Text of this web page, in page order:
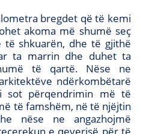
bregdet që të kemi
akoma më shumë seç
shkuarën, dhe të gjithë
ta marrin dhe duhet ta
të qartë. Nëse ne
ndërkombëtarë
sot përqendrimin më të
të famshëm, në të njëjtin
nëse ne angazhojmë
e qeverisë për të